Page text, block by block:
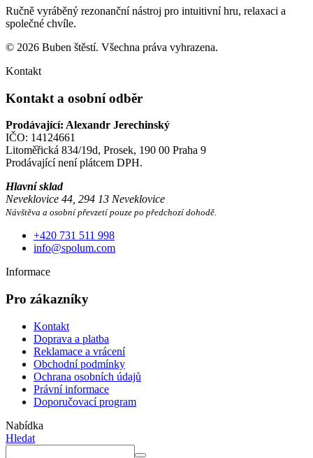
Ručně vyráběný rezonanční nástroj pro intuitivní hru, relaxaci a
společné chvíle.
© 2026 Buben štěstí. Všechna práva vyhrazena.
Kontakt
Kontakt a osobní odběr
Prodávající: Alexandr Jerechinský
IČO: 14124661
Litoměřická 834/19d, Prosek, 190 00 Praha 9
Prodávající není plátcem DPH.
Hlavní sklad
Neveklovice 44, 294 13 Neveklovice
Návštěva a osobní převzetí pouze po předchozí dohodě.
+420 731 511 998
info@spolum.com
Informace
Pro zákazníky
Kontakt
Doprava a platba
Reklamace a vrácení
Obchodní podmínky
Ochrana osobních údajů
Právní informace
Doporučovací program
Nabídka
Hledat